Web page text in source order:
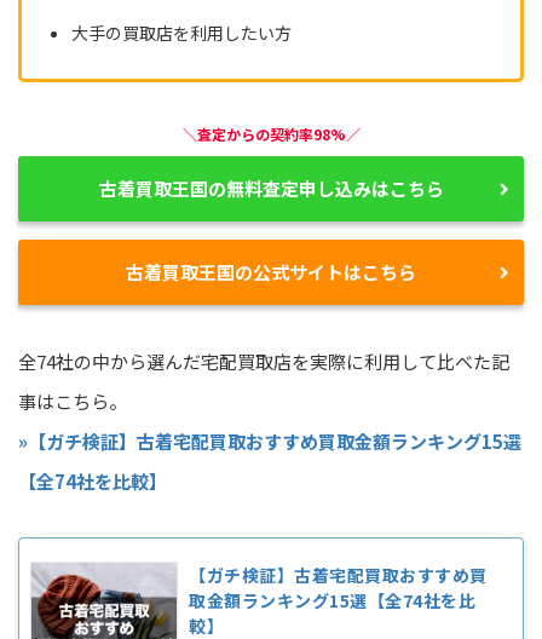
大手の買取店を利用したい方
＼査定からの契約率98%／
古着買取王国の無料査定申し込みはこちら
古着買取王国の公式サイトはこちら
全74社の中から選んだ宅配買取店を実際に利用して比べた記
事はこちら。
»【ガチ検証】古着宅配買取おすすめ買取金額ランキング15選
【全74社を比較】
【ガチ検証】古着宅配買取おすすめ買
取金額ランキング15選【全74社を比
較】